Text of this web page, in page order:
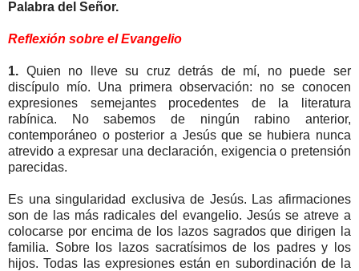
Palabra del Señor.
Reflexión sobre el Evangelio
1. Quien no lleve su cruz detrás de mí, no puede ser
discípulo mío. Una primera observación: no se conocen
expresiones semejantes procedentes de la literatura
rabínica. No sabemos de ningún rabino anterior,
contemporáneo o posterior a Jesús que se hubiera nunca
atrevido a expresar una declaración, exigencia o pretensión
parecidas.
Es una singularidad exclusiva de Jesús. Las afirmaciones
son de las más radicales del evangelio. Jesús se atreve a
colocarse por encima de los lazos sagrados que dirigen la
familia. Sobre los lazos sacratísimos de los padres y los
hijos. Todas las expresiones están en subordinación de la